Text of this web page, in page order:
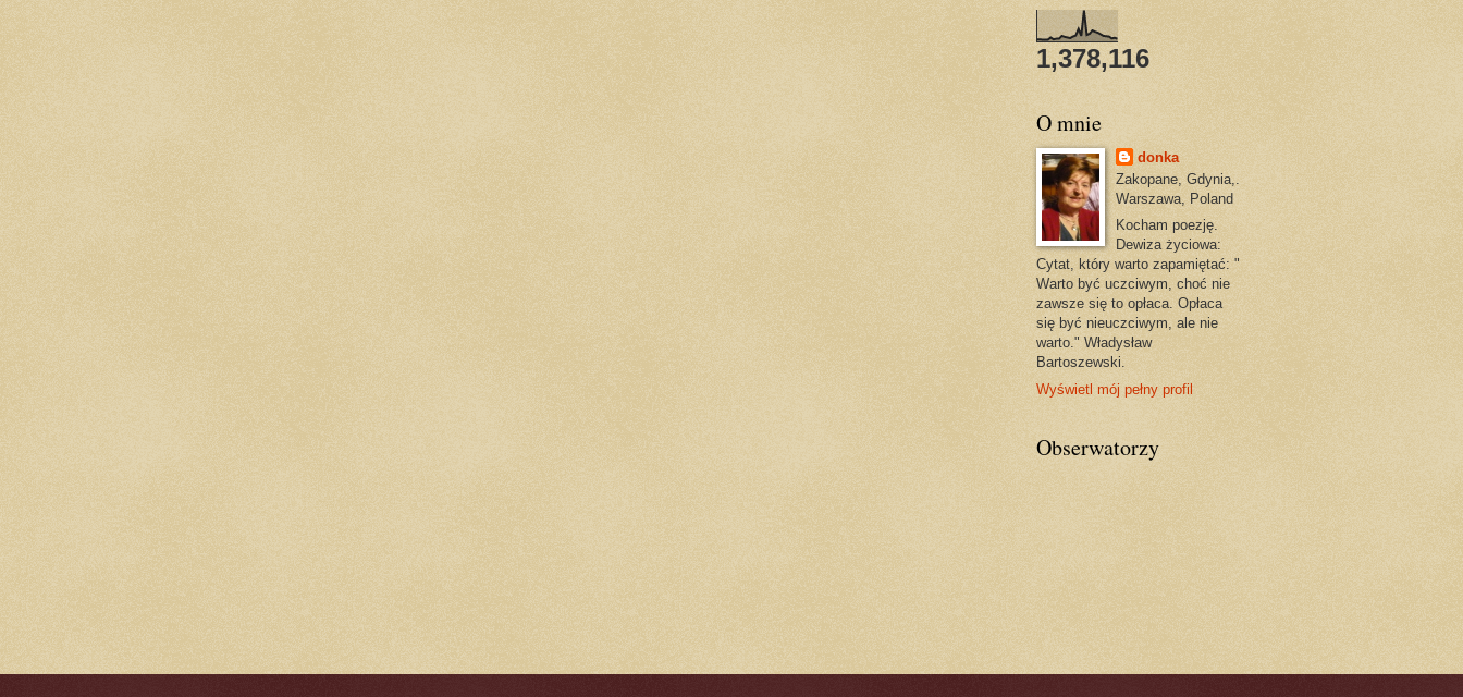
1,378,116
O mnie
donka
Zakopane, Gdynia,.
Warszawa, Poland
Kocham poezję.
Dewiza życiowa:
Cytat, który warto zapamiętać: "
Warto być uczciwym, choć nie
zawsze się to opłaca. Opłaca
się być nieuczciwym, ale nie
warto." Władysław
Bartoszewski.
Wyświetl mój pełny profil
Obserwatorzy